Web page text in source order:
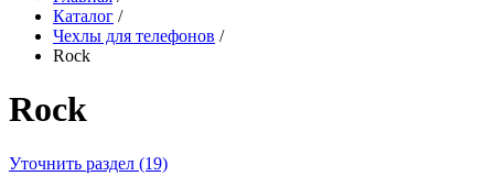
Каталог /
Чехлы для телефонов /
Rock
Rock
Уточнить раздел (19)